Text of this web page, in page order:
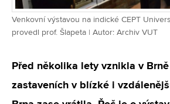
Venkovní výstavou na indické CEPT
provedl prof. Šlapeta | Autor: Archiv VUT
Před několika lety vznikla v
zastaveních v blízké i